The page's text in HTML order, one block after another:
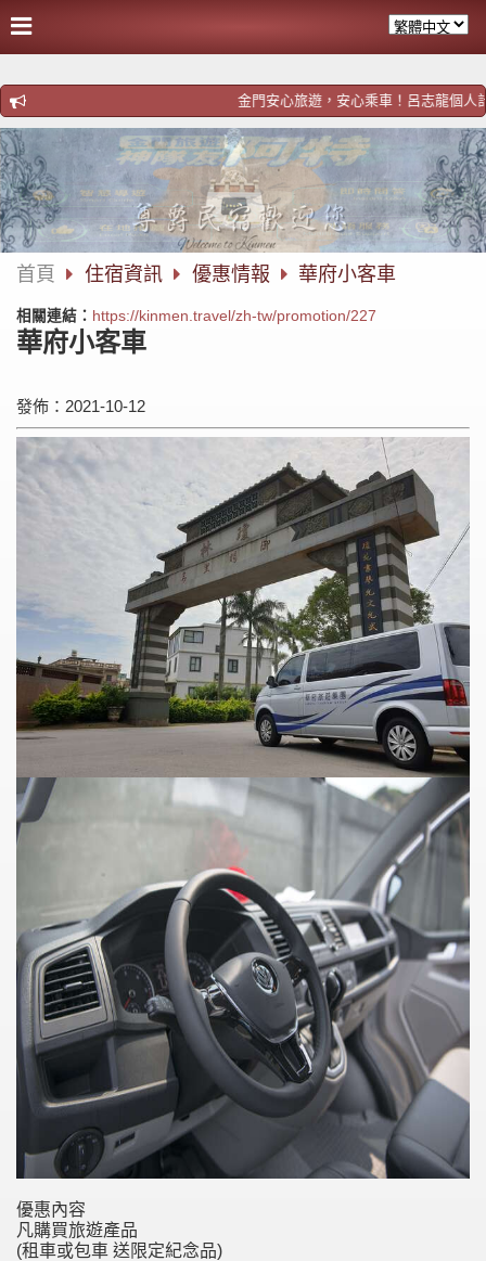
金門安心旅遊，安心乘車！呂志龍個人
首頁 住宿資訊 優惠情報 華府小客車
相關連結： https://kinmen.travel/zh-tw/promotion/227
華府小客車
發佈：2021-10-12
優惠內容
凡購買旅遊產品
(租車或包車 送限定紀念品)